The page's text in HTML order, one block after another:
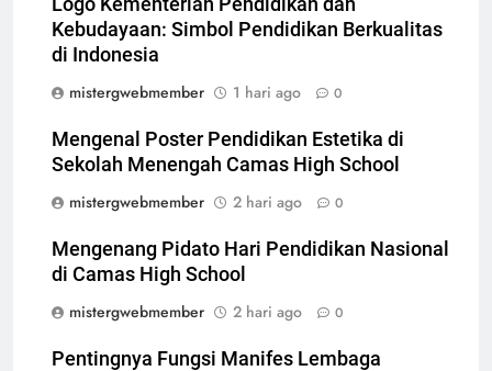
Kebudayaan: Simbol Pendidikan Berkualitas
di Indonesia
mistergwebmember
1 hari ago 0
Mengenal Poster Pendidikan Estetika di
Sekolah Menengah Camas High School
mistergwebmember
2 hari ago 0
Mengenang Pidato Hari Pendidikan Nasional
di Camas High School
mistergwebmember
2 hari ago 0
Pentingnya Fungsi Manifes Lembaga